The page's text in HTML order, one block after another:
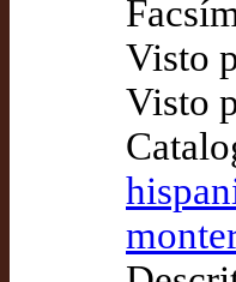
Visto
Visto